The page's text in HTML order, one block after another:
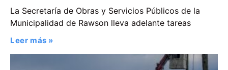
La Secretaría de Obras y Servicios Públicos de la
Municipalidad de Rawson lleva adelante tareas
Leer más »